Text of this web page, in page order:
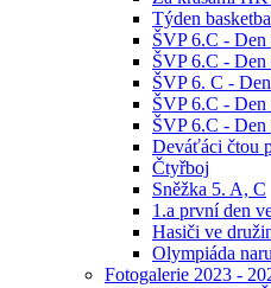
Týden
ŠVP 6.C - Den
ŠVP 6.C -
ŠVP 6. C -
ŠVP 6.C - Den
ŠVP 6.C -
Deváťáci čtou
Čtyřboj
Sněžka 5. A, C
1.a první den
Hasiči ve
Olympiáda
Fotogalerie 2023 -